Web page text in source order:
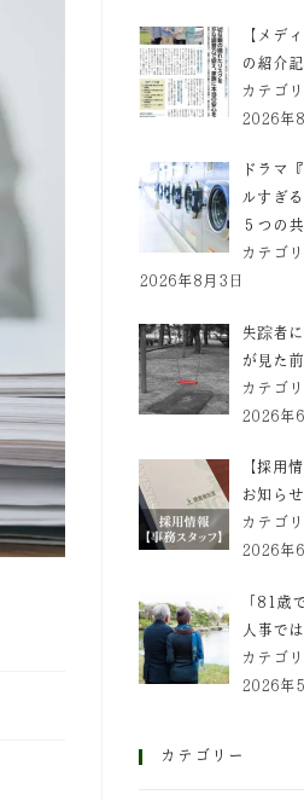
【メデ
の紹介
カテゴ
2026年
ドラマ
ルすぎ
５つの
カテゴ
2026年8月3日
失踪者
が見た
カテゴ
2026年
【採用
お知ら
カテゴ
2026年
「81歳
人事で
カテゴ
2026年
カテゴリー